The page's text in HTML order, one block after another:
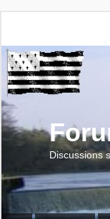
Discussions